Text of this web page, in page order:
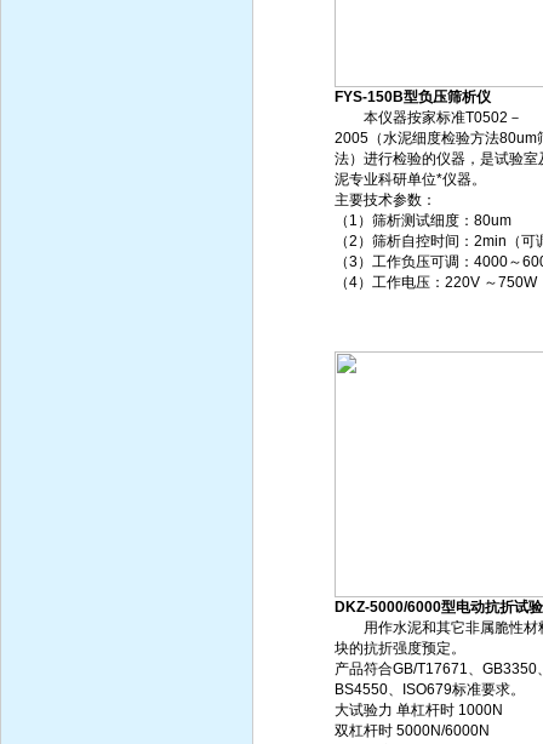
FYS-150B型负压筛析仪
本仪器按家标准T0502－
2005（水泥细度检验方法80um
法）进行检验的仪器，是试验室
泥专业科研单位*仪器。
主要技术参数：
（1）筛析测试细度：80um
（2）筛析自控时间：2min（可
（3）工作负压可调：4000～
（4）工作电压：220V ～750W
DKZ-5000/6000型电动抗折试
用作水泥和其它非属脆性材
块的抗折强度预定。
产品符合GB/T17671、GB3350
BS4550、ISO679标准要求。
大试验力 单杠杆时 1000N
双杠杆时 5000N/6000N